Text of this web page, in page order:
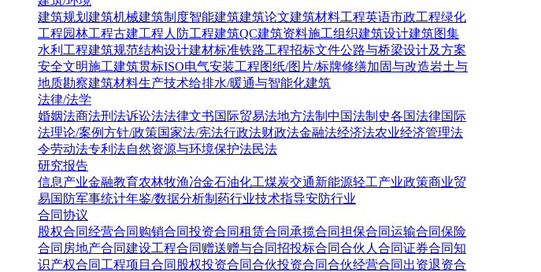
建筑规划 建筑机械建筑制度智能建筑建筑论文建筑材料工程英语市政工程绿化
工程园林工程古建工程 人防工程建筑QC建筑资料施工组织建筑设计建筑图集
水利工程建筑规范结构设计建材标准铁路工程招标文件公路与桥梁设计及方案
安全文明施工建筑贯标ISO电气安装工程图纸/图片/标牌修缮加固与改造岩土与
地质勘察建筑材料生产技术给排水/暖通与智能化建筑
法律/法学
婚姻法商法刑法诉讼法法律文书国际贸易法地方法制 中国法制史各国法律国际
法理论/案例方针/政策国家法/宪法行政法财政法金融法经济法农业经济管理法
令劳动法专利法自然资源与环境保护法民法
研究报告
信息产业金融教育农林牧渔冶金石油化工煤炭交通新能源轻工产业政策商业贸
易国防军事统计年鉴/数据分析制药行业技术指导安防行业
合同协议
股权合同经营合同 购销合同投资合同租赁合同 承揽合同担保合同运输合同保险
合同 房地产合同建设工程合同 赠送赠与合同招投标合同合伙人合同证券合同知
识产权合同 工程项目合同 股权投资合同合伙投资合同合伙经营合同 出资退资合